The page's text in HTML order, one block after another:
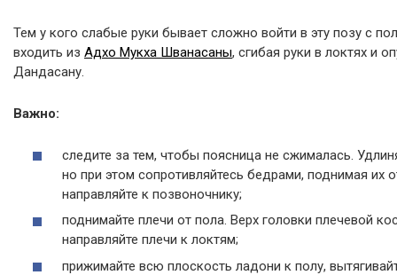
Тем у кого слабые руки бывает сложно войти в эту позу с
входить из Адхо Мукха Шванасаны, сгибая руки в локтях и
Дандасану.
Важно:
следите за тем, чтобы поясница не сжималась.
но при этом сопротивляйтесь бедрами, поднимая их
направляйте к позвоночнику;
поднимайте плечи от пола. Верх головки плечевой
направляйте плечи к локтям;
прижимайте всю плоскость ладони к полу,